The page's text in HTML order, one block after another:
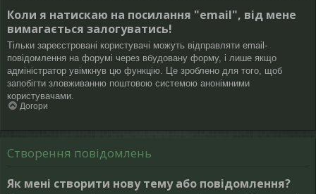
Коли я натискаю на посилання "email", від мене
вимагається залогуватись!
Тільки зареєстровані користувачі можуть відправляти email-
повідомлення на форумі через вбудовану форму, і лише якщо
адміністратор увімкнув цю функцію. Це зроблено для того, щоб
запобігти зловживанню поштовою системою анонімними
користувачами.
Догори
Створення повідомлень
Як мені створити нову тему або повідомлення?